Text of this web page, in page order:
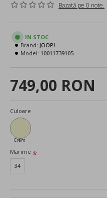
Bazată pe 0 note.
749,00 RON
IN STOC
Brand: JOOP!
Model: 10011739105
Culoare
Crem
Marime
34